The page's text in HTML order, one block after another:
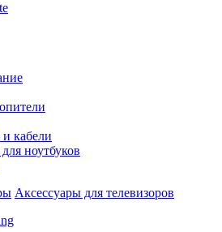
кабели
ноутбуков
Аксессуары для телевизоров